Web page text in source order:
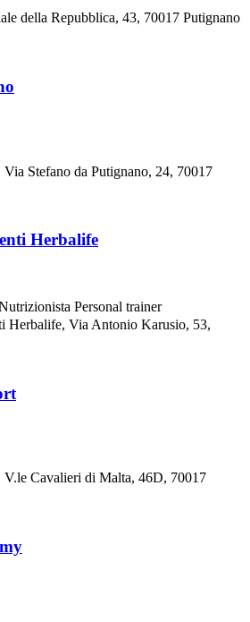
della Repubblica, 43, 70017 Putignano
Stefano da Putignano, 24, 70017
Herbalife
Personal trainer
Herbalife, Via Antonio Karusio, 53,
V.le Cavalieri di Malta, 46D, 70017